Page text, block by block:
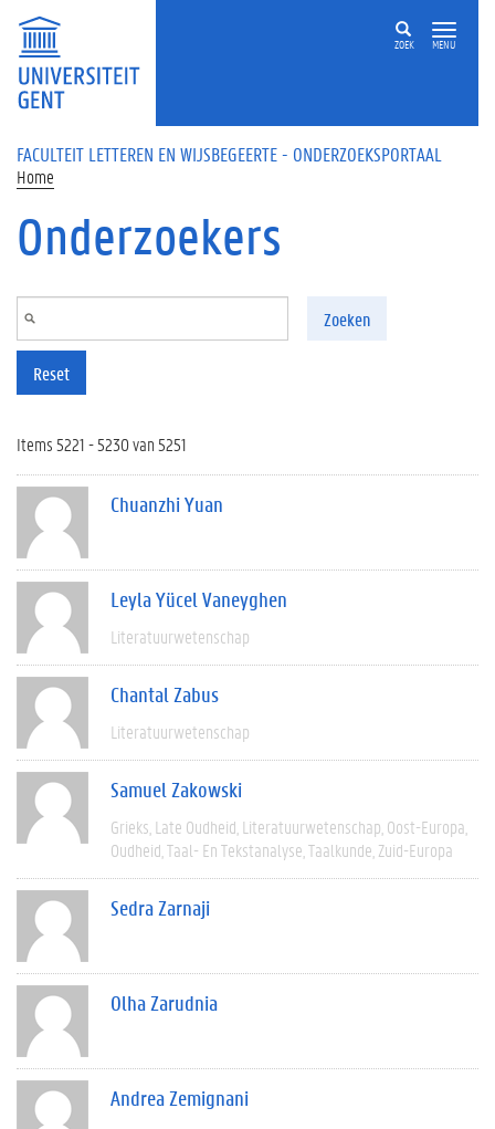
Overslaan en naar de inhoud gaan
ZOEK MENU
FACULTEIT LETTEREN EN WIJSBEGEERTE - ONDERZOEKSPORTAAL
Home
Onderzoekers
Zoeken
Reset
Items 5221 - 5230 van 5251
Chuanzhi Yuan
Leyla Yücel Vaneyghen
Literatuurwetenschap
Chantal Zabus
Literatuurwetenschap
Samuel Zakowski
Grieks Late Oudheid Literatuurwetenschap Oost-Europa
Oudheid Taal- En Tekstanalyse Taalkunde Zuid-Europa
Sedra Zarnaji
Olha Zarudnia
Andrea Zemignani